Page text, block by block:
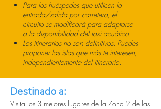
Para los huéspedes que utilicen la
entrada/salida por carretera, el
circuito se modificará para adaptarse
a la disponibilidad del taxi acuático.
Los itinerarios no son definitivos. Puedes
proponer las islas que más te interesen,
independientemente del itinerario.
Destinado a:
Visita los 3 mejores lugares de la Zona 2 de las